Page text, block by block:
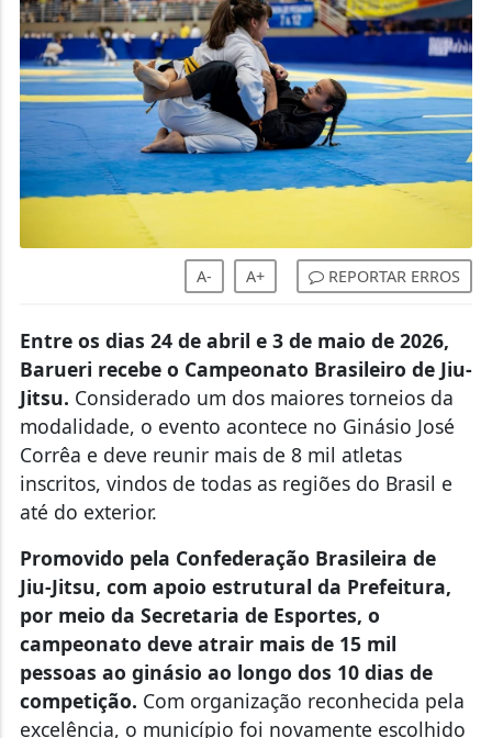
A- A+ REPORTAR ERROS
Entre os dias 24 de abril e 3 de maio de 2026,
Barueri recebe o Campeonato Brasileiro de Jiu-
Jitsu. Considerado um dos maiores torneios da
modalidade, o evento acontece no Ginásio José
Corrêa e deve reunir mais de 8 mil atletas
inscritos, vindos de todas as regiões do Brasil e
até do exterior.
Promovido pela Confederação Brasileira de
Jiu-Jitsu, com apoio estrutural da Prefeitura,
por meio da Secretaria de Esportes, o
campeonato deve atrair mais de 15 mil
pessoas ao ginásio ao longo dos 10 dias de
competição. Com organização reconhecida pela
excelência, o município foi novamente escolhido